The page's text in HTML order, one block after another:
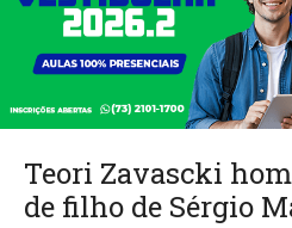
Teori Zavascki
de filho de Sérgio